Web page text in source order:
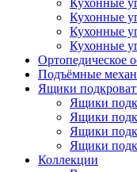
Кухонные
Кухонные
Кухонные
Кухонные
Ортопедическое
Подъёмные
Ящики
Ящики
Ящики
Ящики
Ящики
Коллекции